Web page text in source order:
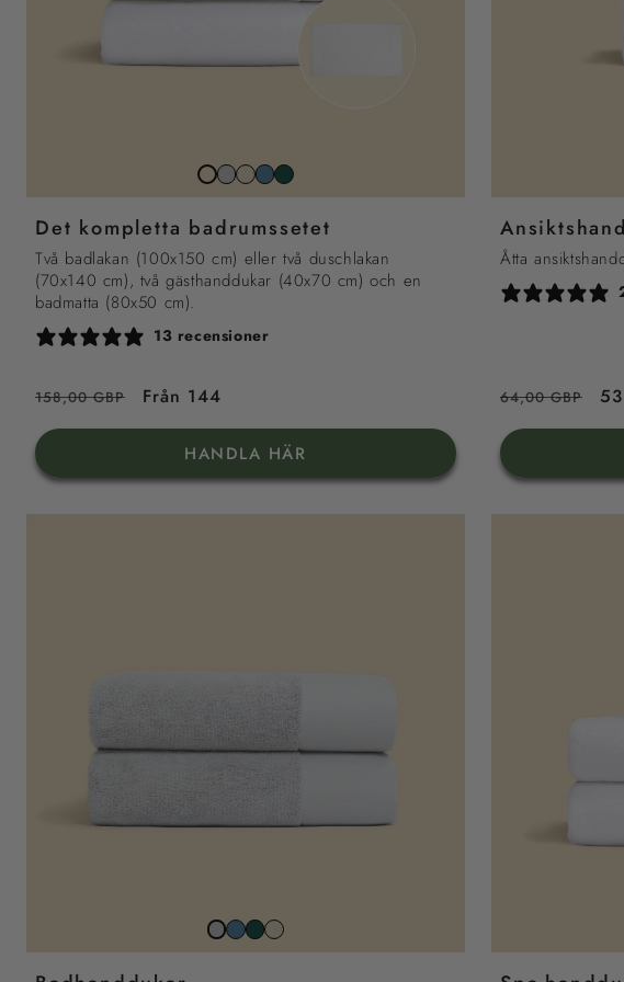
Snövit
Stone
grey
Beach
sand
North
sea
blue
Juniper
Det kompletta badrumssetet
Två badlakan (100x150 cm) eller två duschlakan
(70x140 cm), två gästhanddukar (40x70 cm) och en
badmatta (80x50 cm).
13 recensioner
Ordinarie
pris
158,00 GBP Reapris
Från 144
HANDLA HÄR
Åtta
Ordinarie
pris
64,00 GBP 53
Stone
Grey
North
Sea
Juniper
Beach
Sand